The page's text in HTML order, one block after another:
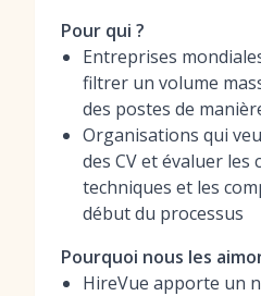
Pour qui ?
Entreprises
filtrer un volume
des postes de
Organisations qui
des CV et évaluer les
techniques et les
début du processus
Pourquoi nous les
HireVue apporte un